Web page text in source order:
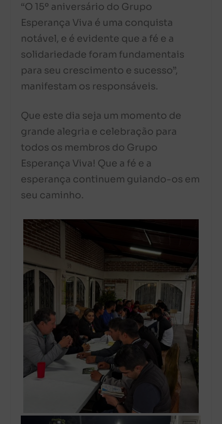
“O 15º aniversário do Grupo
Esperança Viva é uma conquista
notável, e é evidente que a fé e a
solidariedade foram fundamentais
para seu crescimento e sucesso”,
manifestam os responsáveis.
Que este dia seja um momento de
grande alegria e celebração para
todos os membros do Grupo
Esperança Viva! Que a fé e a
esperança continuem guiando-os em
seu caminho.